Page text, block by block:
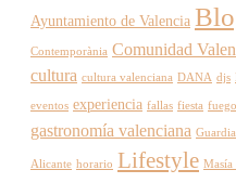
Ayuntamiento de Valencia
Contemporània Comunidad
cultura cultura valenciana DANA djs
eventos experiencia fallas fiesta
gastronomía valenciana
Alicante horario Lifestyle Masía